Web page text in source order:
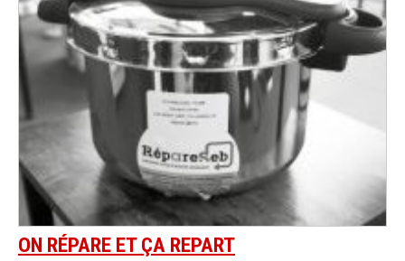
ON RÉPARE ET ÇA REPART